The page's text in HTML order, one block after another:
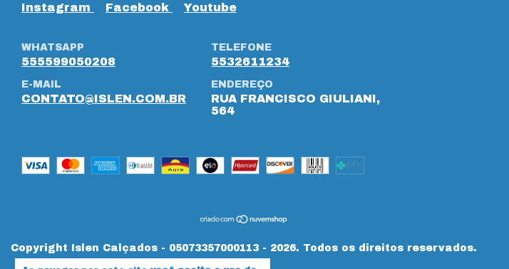
Instagram Facebook Youtube
WHATSAPP
555599050208
TELEFONE
5532611234
E-MAIL
CONTATO@ISLEN.COM.BR
ENDEREÇO
RUA FRANCISCO GIULIANI,
564
Copyright Islen Calçados - 05073357000113 - 2026. Todos os direitos reservados.